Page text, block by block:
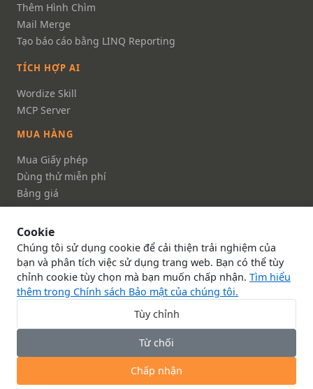
Cookie
Chúng tôi sử dụng cookie để cải thiện trải nghiệm của
bạn và phân tích việc sử dụng trang web. Bạn có thể tùy
chỉnh cookie tùy chọn mà bạn muốn chấp nhận. Tìm hiểu
thêm trong Chính sách Bảo mật của chúng tôi.
Tùy chỉnh
Từ chối
Chấp nhận
Thêm Hình Chìm
Mail Merge
Tạo báo cáo bằng LINQ Reporting
TÍCH HỢP AI
Wordize Skill
MCP Server
MUA HÀNG
Mua Giấy phép
Dùng thử miễn phí
Bảng giá
FAQ
TÀI LIỆU
Tài liệu
Tài liệu API
Về chúng tôi
Chính sách Bảo mật
© Smallize Pty Ltd 2026 Cài đặt Cookie